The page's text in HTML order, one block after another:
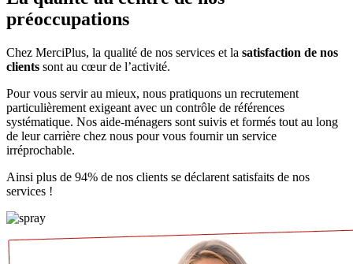
préoccupations
Chez MerciPlus, la qualité de nos services et la satisfaction de nos
clients sont au cœur de l’activité.
Pour vous servir au mieux, nous pratiquons un recrutement
particulièrement exigeant avec un contrôle de références
systématique. Nos aide-ménagers sont suivis et formés tout au long
de leur carrière chez nous pour vous fournir un service
irréprochable.
Ainsi plus de 94% de nos clients se déclarent satisfaits de nos
services !